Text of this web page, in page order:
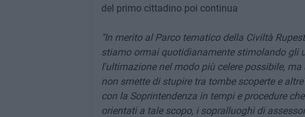
del primo cittadino poi continua
"In merito al Parco tematico della Civiltà
stiamo ormai quotidianamente stimolando gli
l'ultimazione nel modo più celere possibile,
non smette di stupire tra tombe scoperte e
con la Soprintendenza in tempi e procedure
orientati a tale scopo, i sopralluoghi di